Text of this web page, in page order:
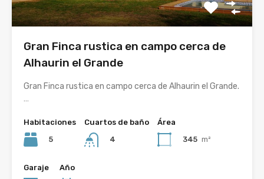
Gran Finca rustica en campo cerca de
Alhaurin el Grande
Gran Finca rustica en campo cerca de Alhaurin el Grande.
…
Habitaciones
5
Cuartos de baño
4
Área
345 m²
Garaje
Año